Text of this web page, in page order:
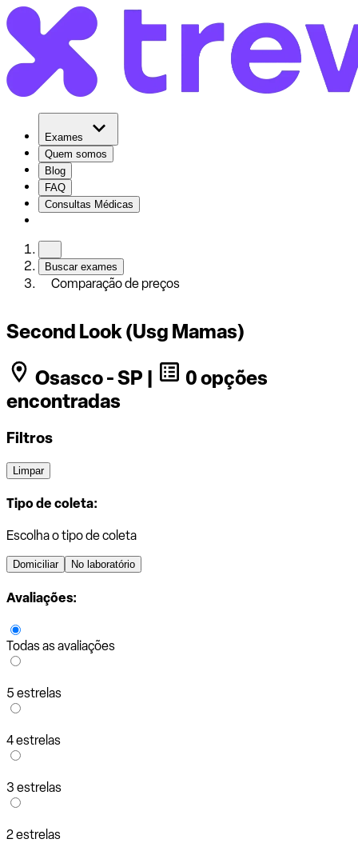
Exames
Quem somos
Blog
FAQ
Consultas Médicas
Buscar exames
Comparação de preços
Second Look (Usg Mamas)
Osasco - SP |
0 opções
encontradas
Filtros
Limpar
Tipo de coleta:
Escolha o tipo de coleta
Domiciliar No laboratório
Avaliações:
Todas as avaliações
5 estrelas
4 estrelas
3 estrelas
2 estrelas